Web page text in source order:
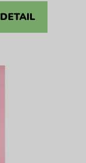
z
DETAIL